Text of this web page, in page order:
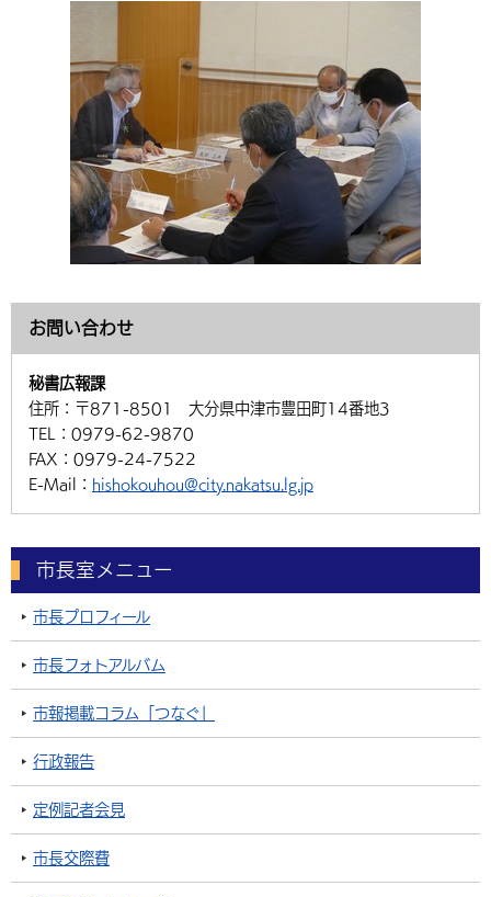
お問い合わせ
秘書広報課
住所： 〒871-8501 大分県中津市豊田町14番地3
TEL： 0979-62-9870
FAX： 0979-24-7522
E-Mail： hishokouhou@city.nakatsu.lg.jp
市長室メニュー
市長プロフィール
市長フォトアルバム
市報掲載コラム「つなぐ」
行政報告
定例記者会見
市長交際費